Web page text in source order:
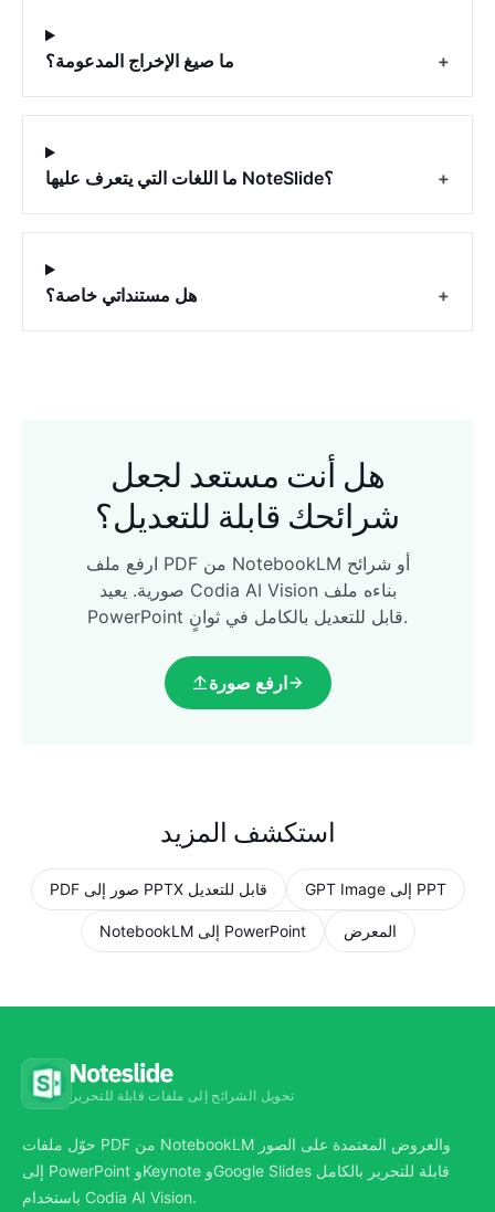
ما صيغ الإخراج المدعومة؟ +
ما اللغات التي يتعرف عليها NoteSlide؟ +
هل مستنداتي خاصة؟ +
هل أنت مستعد لجعل
شرائحك قابلة للتعديل؟
ارفع ملف PDF من NotebookLM أو شرائح
صورية. يعيد Codia AI Vision بناءه ملف
PowerPoint قابل للتعديل بالكامل في ثوانٍ.
ارفع صورة
استكشف المزيد
PDF صور إلى PPTX قابل للتعديل GPT Image إلى PPT
NotebookLM إلى PowerPoint المعرض
تحويل الشرائح إلى ملفات قابلة للتحرير
حوّل ملفات PDF من NotebookLM والعروض المعتمدة على الصور
إلى PowerPoint وKeynote وGoogle Slides قابلة للتحرير بالكامل
باستخدام Codia AI Vision.